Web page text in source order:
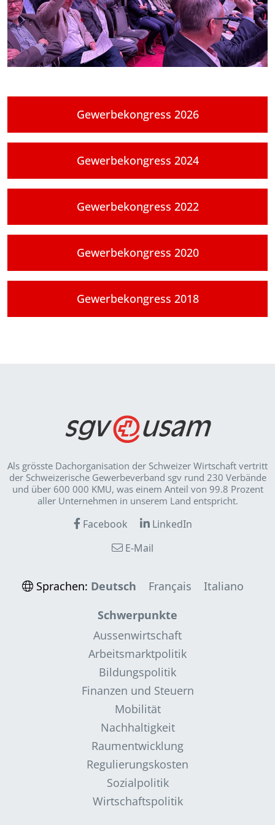
Gewerbekongress 2026
Gewerbekongress 2024
Gewerbekongress 2022
Gewerbekongress 2020
Gewerbekongress 2018
Als grösste Dachorganisation der Schweizer Wirt­schaft vertritt
der Schweizerische Gewerbeverband sgv rund 230 Verbände
und über 600 000 KMU, was einem Anteil von 99.8 Prozent
aller Unternehmen in unserem Land entspricht.
Facebook
LinkedIn
E-Mail
Sprachen: Deutsch Français
Italiano
Schwerpunkte
Aussenwirtschaft
Arbeitsmarktpolitik
Bildungspolitik
Finanzen und Steuern
Mobilität
Nachhaltigkeit
Raumentwicklung
Regulierungskosten
Sozialpolitik
Wirtschaftspolitik